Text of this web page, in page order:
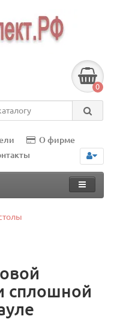
0
О фирме
сплошной